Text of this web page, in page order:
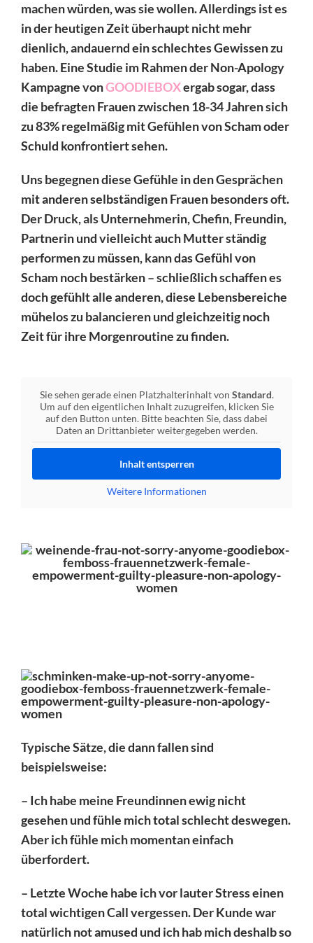
machen würden, was sie wollen. Allerdings ist es
in der heutigen Zeit überhaupt nicht mehr
dienlich, andauernd ein schlechtes Gewissen zu
haben. Eine Studie im Rahmen der Non-Apology
Kampagne vonGOODIEBOXergab sogar, dass
die befragten Frauen zwischen 18-34 Jahren sich
zu 83% regelmäßig mit Gefühlen von Scham oder
Schuld konfrontiert sehen.
Uns begegnen diese Gefühle in den Gesprächen
mit anderen selbständigen Frauen besonders oft.
Der Druck, als Unternehmerin, Chefin, Freundin,
Partnerin und vielleicht auch Mutter ständig
performen zu müssen, kann das Gefühl von
Scham noch bestärken – schließlich schaffen es
doch gefühlt alle anderen, diese Lebensbereiche
mühelos zu balancieren und gleichzeitig noch
Zeit für ihre Morgenroutine zu finden.
Sie sehen gerade einen Platzhalterinhalt von Standard.
Um auf den eigentlichen Inhalt zuzugreifen, klicken Sie
auf den Button unten. Bitte beachten Sie, dass dabei
Daten an Drittanbieter weitergegeben werden.
Inhalt entsperren
Weitere Informationen
Typische Sätze, die dann fallen sind
beispielsweise:
– Ich habe meine Freundinnen ewig nicht
gesehen und fühle mich total schlecht deswegen.
Aber ich fühle mich momentan einfach
überfordert.
– Letzte Woche habe ich vor lauter Stress einen
total wichtigen Call vergessen. Der Kunde war
natürlich not amused und ich hab mich deshalb so